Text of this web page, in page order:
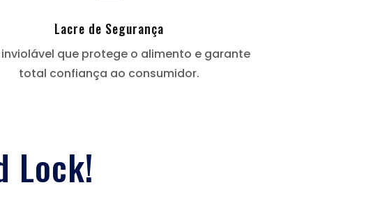
Lacre de Segurança
inviolável que protege o alimento e garante
total confiança ao consumidor.
Lock!